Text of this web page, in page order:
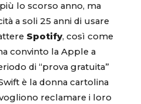
lo scorso anno, ma
a soli 25 anni di usare
Spotify, così come
convinto la Apple a
di “prova gratuita”
è la donna cartolina
reclamare i loro